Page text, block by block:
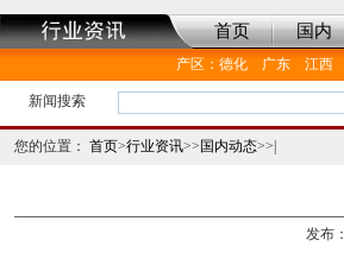
首页 国内
产区 ： 德化 广东 江西
新闻搜索
您的位置： 首页>行业资讯>> 国内动态>>|
发布：